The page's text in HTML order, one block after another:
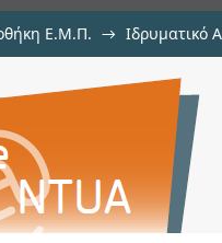
Ε.Μ.Π. → Ιδρυματικό